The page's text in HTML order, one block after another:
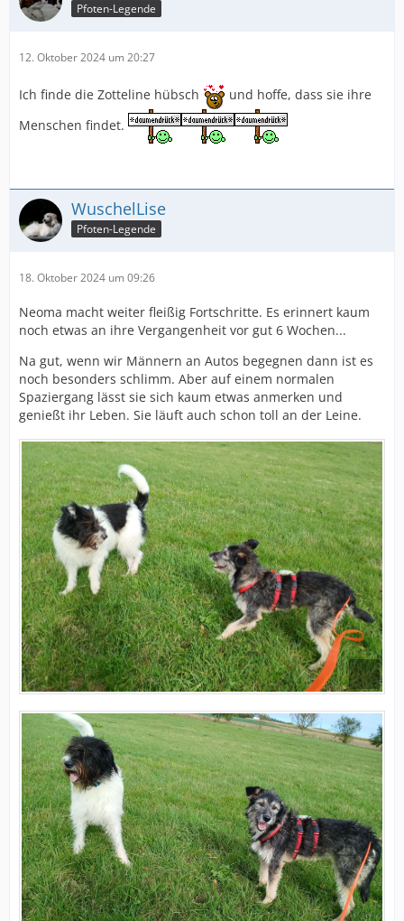
Pfoten-Legende
12. Oktober 2024 um 20:27
Ich finde die Zotteline hübsch
und hoffe, dass sie ihre
Menschen findet.
WuschelLise
Pfoten-Legende
18. Oktober 2024 um 09:26
Neoma macht weiter fleißig Fortschritte. Es erinnert kaum
noch etwas an ihre Vergangenheit vor gut 6 Wochen...
Na gut, wenn wir Männern an Autos begegnen dann ist es
noch besonders schlimm. Aber auf einem normalen
Spaziergang lässt sie sich kaum etwas anmerken und
genießt ihr Leben. Sie läuft auch schon toll an der Leine.